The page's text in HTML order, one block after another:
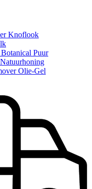
Knoflook
Puur
Olie-Gel